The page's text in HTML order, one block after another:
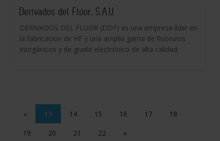
Derivados del Flúor, S.A.U.
DERIVADOS DEL FLUOR (DDF) es una empresa líder en
la fabricación de HF y una amplia gama de fluoruros
inorgánicos y de grado electrónico de alta calidad.
« 13 14 15 16 17 18
19 20 21 22 »